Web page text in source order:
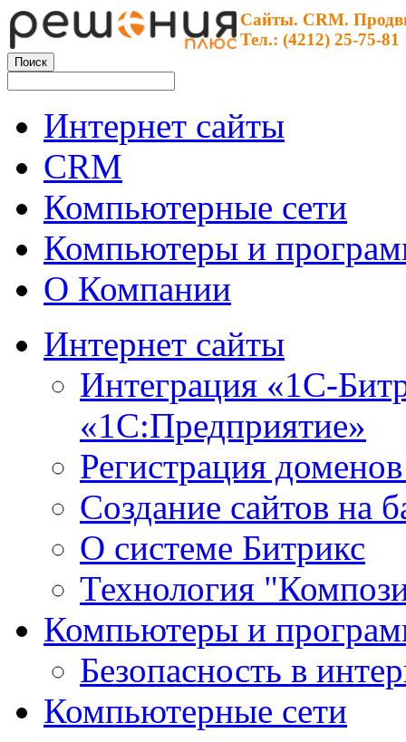
Сайты. CRM.
Тел.: (4212) 25-75-81
Интернет сайты
CRM
Компьютерные сети
Компьютеры и
О Компании
Интернет сайты
Интеграция «1С-
«1С:Предприятие»
Регистрация
Создание сайтов на
О системе Битрикс
Технология
Компьютеры и
Безопасность в
Компьютерные сети